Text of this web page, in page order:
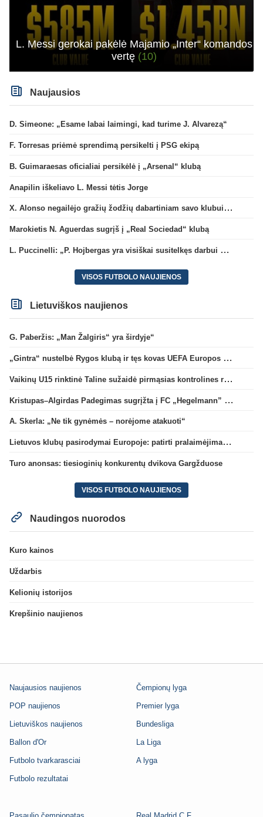
L. Messi gerokai pakėlė Majamio „Inter“ komandos
vertę (10)
Naujausios
D. Simeone: „Esame labai laimingi, kad turime J. Alvarezą“
F. Torresas priėmė sprendimą persikelti į PSG ekipą
B. Guimaraesas oficialiai persikėlė į „Arsenal“ klubą
Anapilin iškeliavo L. Messi tėtis Jorge
X. Alonso negailėjo gražių žodžių dabartiniam savo klubui „Chelsea“
Marokietis N. Aguerdas sugrįš į „Real Sociedad“ klubą
L. Puccinelli: „P. Hojbergas yra visiškai susitelkęs darbui Marselyje“
VISOS FUTBOLO NAUJIENOS
Lietuviškos naujienos
G. Paberžis: „Man Žalgiris“ yra širdyje“
„Gintra“ nustelbė Rygos klubą ir tęs kovas UEFA Europos taurės atrankoje
Vaikinų U15 rinktinė Taline sužaidė pirmąsias kontrolines rungtynes
Kristupas–Algirdas Padegimas sugrįžta į FC „Hegelmann” B sudėtį
A. Skerla: „Ne tik gynėmės – norėjome atakuoti“
Lietuvos klubų pasirodymai Europoje: patirti pralaimėjimai Kroatijos atstovams
Turo anonsas: tiesioginių konkurentų dvikova Gargžduose
VISOS FUTBOLO NAUJIENOS
Naudingos nuorodos
Kuro kainos
Uždarbis
Kelionių istorijos
Krepšinio naujienos
Naujausios naujienos
POP naujienos
Lietuviškos naujienos
Ballon d'Or
Futbolo tvarkarasciai
Futbolo rezultatai
Čempionų lyga
Premier lyga
Bundesliga
La Liga
A lyga